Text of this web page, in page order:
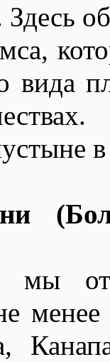
вида
мы